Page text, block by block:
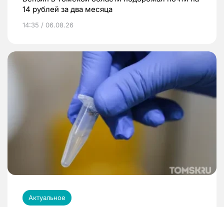
14 рублей за два месяца
14:35 / 06.08.26
Актуальное